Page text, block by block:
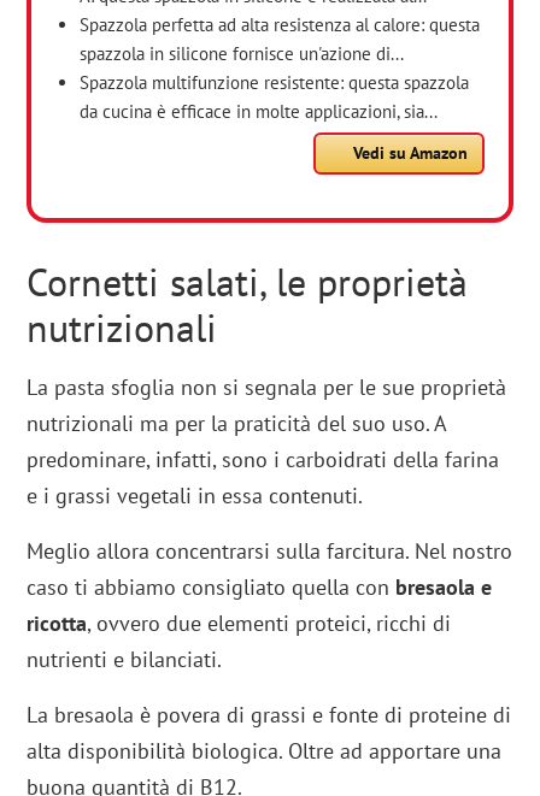
Spazzola perfetta ad alta resistenza al calore: questa
spazzola in silicone fornisce un'azione di...
Spazzola multifunzione resistente: questa spazzola
da cucina è efficace in molte applicazioni, sia...
Vedi su Amazon
Cornetti salati, le proprietà
nutrizionali
La pasta sfoglia non si segnala per le sue proprietà
nutrizionali ma per la praticità del suo uso. A
predominare, infatti, sono i carboidrati della farina
e i grassi vegetali in essa contenuti.
Meglio allora concentrarsi sulla farcitura. Nel nostro
caso ti abbiamo consigliato quella con bresaola e
ricotta, ovvero due elementi proteici, ricchi di
nutrienti e bilanciati.
La bresaola è povera di grassi e fonte di proteine di
alta disponibilità biologica. Oltre ad apportare una
buona quantità di B12.